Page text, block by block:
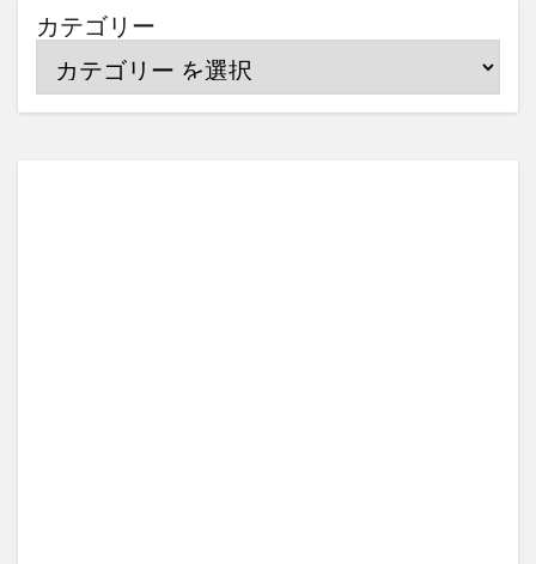
カテゴリー